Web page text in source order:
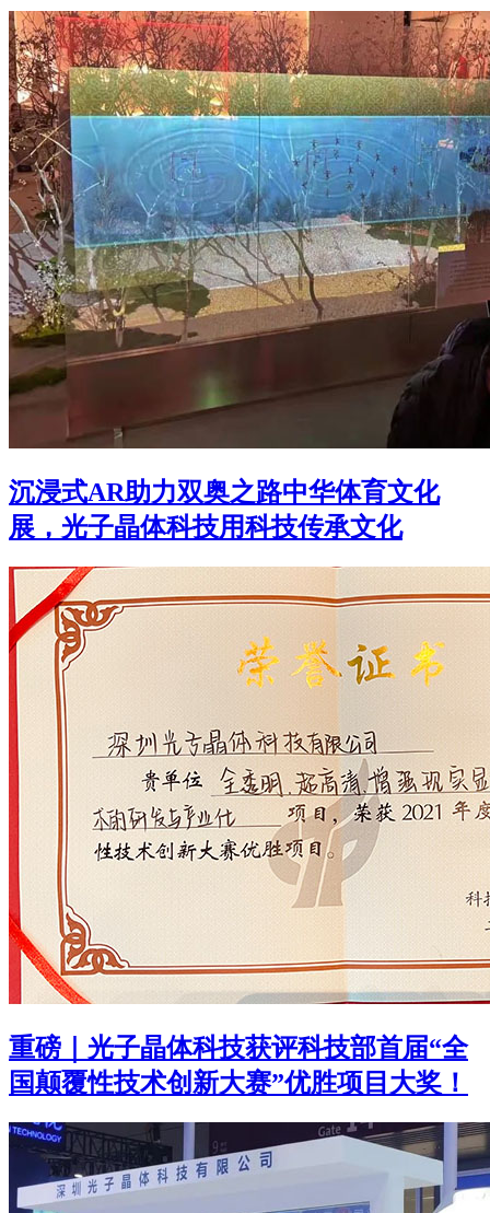
沉浸式AR助力双奥之路中华体育文化
展，光子晶体科技用科技传承文化
重磅｜光子晶体科技获评科技部首届“全
国颠覆性技术创新大赛”优胜项目大奖！